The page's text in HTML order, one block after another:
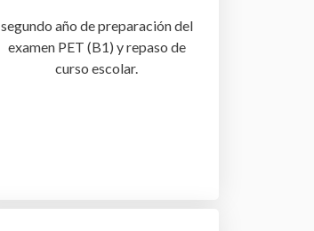
segundo año de preparación del
examen PET (B1) y repaso de
curso escolar.